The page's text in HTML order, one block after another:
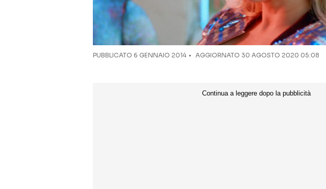
PUBBLICATO 6 GENNAIO 2014 AGGIORNATO 30 AGOSTO 2020 05:08